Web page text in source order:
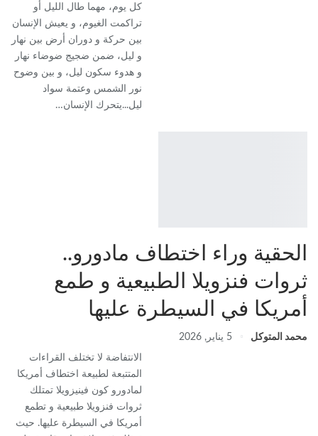
كل يوم، مهما طال الليل أو
تراكمت الغيوم، و يعيش الإنسان
بين حركة و دوران أرض بين نهار
و ليل، ضمن ضجيج ضوضاء نهار
و هدوء سكون ليل، و بين وضوح
نور الشمس وعتمة سواد
ليل...يتحرك الإنسان…
الحقية وراء اختطاف مادورو..
ثروات فنزويلا الطبيعية و طمع
أمريكا في السيطرة عليها
محمد المتوكل 5 يناير, 2026
الانتفاضة لا تختلف القراءات
المتتبعة لطبيعة اختطاف أمريكا
لمادورو كون فينيزويلا تمتلك
ثروات فنزويلا طبيعية و تطمع
أمريكا في السيطرة عليها. حيث